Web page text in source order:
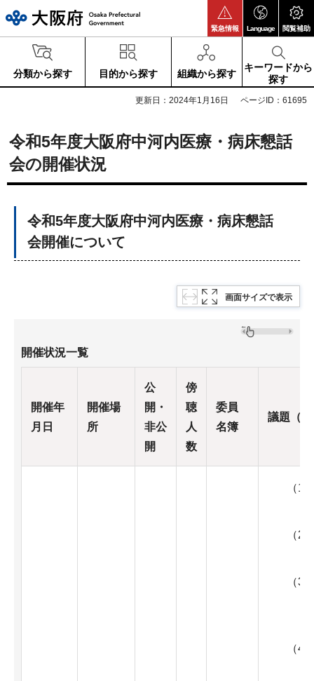
緊急情報 Language 閲覧補助
分類から探す 目的から探す 組織から探す
キーワードから
探す
更新日：2024年1月16日 ページID：61695
令和5年度大阪府中河内医療・病床懇話
会の開催状況
令和5年度大阪府中河内医療・病床懇話
会開催について
画面サイズで表示
開催状況一覧
開催年
月日
開催場
所
公
開・
非公
開
傍
聴
人
数
委員
名簿
議題（
（1
（2
（3
（4